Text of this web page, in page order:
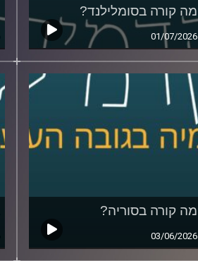
מה קורה בסומלילנד?
01/07/2026
מה קורה בסוריה?
03/06/2026